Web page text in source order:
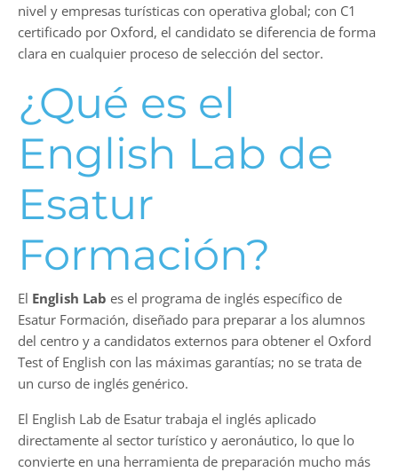
nivel y empresas turísticas con operativa global; con C1
certificado por Oxford, el candidato se diferencia de forma
clara en cualquier proceso de selección del sector.
¿Qué es el
English Lab de
Esatur
Formación?
El English Lab es el programa de inglés específico de
Esatur Formación, diseñado para preparar a los alumnos
del centro y a candidatos externos para obtener el Oxford
Test of English con las máximas garantías; no se trata de
un curso de inglés genérico.
El English Lab de Esatur trabaja el inglés aplicado
directamente al sector turístico y aeronáutico, lo que lo
convierte en una herramienta de preparación mucho más